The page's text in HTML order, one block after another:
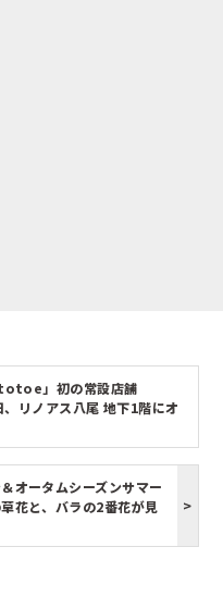
」初の常設店舗
リノアス八尾 地下1階にオ
オータムシーズンサマー
花と、バラの2番花が見